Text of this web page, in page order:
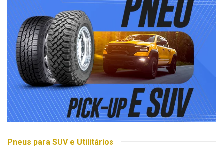
Pneus para SUV e Utilitários